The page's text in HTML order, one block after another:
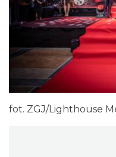
fot. ZGJ/Lighthouse